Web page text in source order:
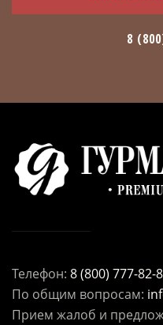
8
Телефон: 8 (800) 777-82-
По общим вопросам:
Прием жалоб и